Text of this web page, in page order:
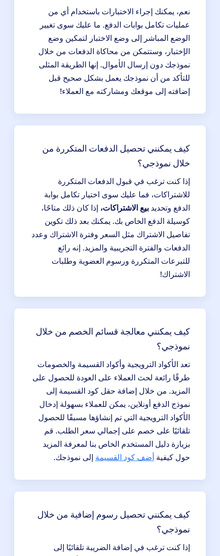
نعم، يمكنك إجراء الاختبارات باستخدام أي من
عمليات تكامل بوابات الدفع. ما عليك سوى تغيير
الوضع المباشر إلى وضع الاختبار لتمكين وضع
الإختبار، وستتمكن من محاكاة الدفعات من خلال
نموذجك دون إرسال الأموال. إنها الطريقة المثلى
للتأكد من أن نموذجك يعمل بشكل صحيح قبل
إضافته إلى موقعك ومشاركته مع العملاء!
كيف يمكنني تحصيل الدفعات المتكررة من
خلال نموذجي؟
إذا كنت ترغب في قبول الدفعات المتكررة
للاشتراكات، فما عليك سوى اختيار تكامل بوابة
الدفع وتحديدبيع الاشتراكات، إذا كان ذلك متاحًا،
كوسيلة الدفع الخاص بك. يمكنك بعد ذلك تكوين
تفاصيل الاشتراك مثل السعر وفترة الاشتراك وعدد
الدفعات والفترة التجريبية والمزيد. إنه رائع
للتبرعات المتكررة ورسوم العضوية وطلبات
الاشتراك!
كيف يمكنني معالجة قسائم الخصم من خلال
نموذجي؟
تعد الأكواد الترويجية وأكواد القسيمة والخصومات
طرقًا رائعة لحث العملاء على العودة للحصول على
المزيد. من خلال إضافة حقل كود القسيمة إلى
نموذج الدفع أونلاين، يمكن للعملاء بسهولة إدخال
الأكواد الترويجية التي تم إنشاؤها مسبقًا للحصول
تلقائيًا على خصم على إجمالي سعر الطلب. قم
بزيارة دليل المستخدم الخاص بنا لمعرفة المزيد
حول كيفية أضف كود القسيمة إلى نموذجك.
كيف يمكنني تحصيل رسوم إضافية من خلال
نموذجي؟
إذا كنت ترغب في إضافة الضريبة تلقائيًا إلى